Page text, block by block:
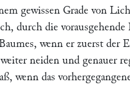
gewissen Grade von
durch die vorausgehende
wenn er zuerst der
neiden und genauer
wenn das